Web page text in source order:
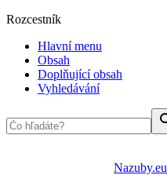
Rozcestník
Hlavní menu
Obsah
Doplňující obsah
Vyhledávání
Nazuby.eu